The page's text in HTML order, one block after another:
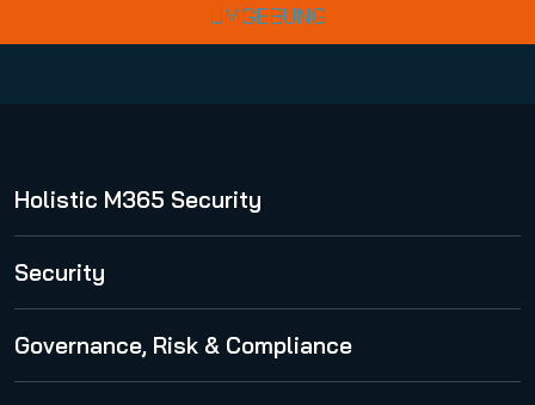
UMGEBUNG
Holistic M365 Security
365 Total Protection
Security
Spam and Malware Protection
Advanced Threat Protection
Governance, Risk & Compliance